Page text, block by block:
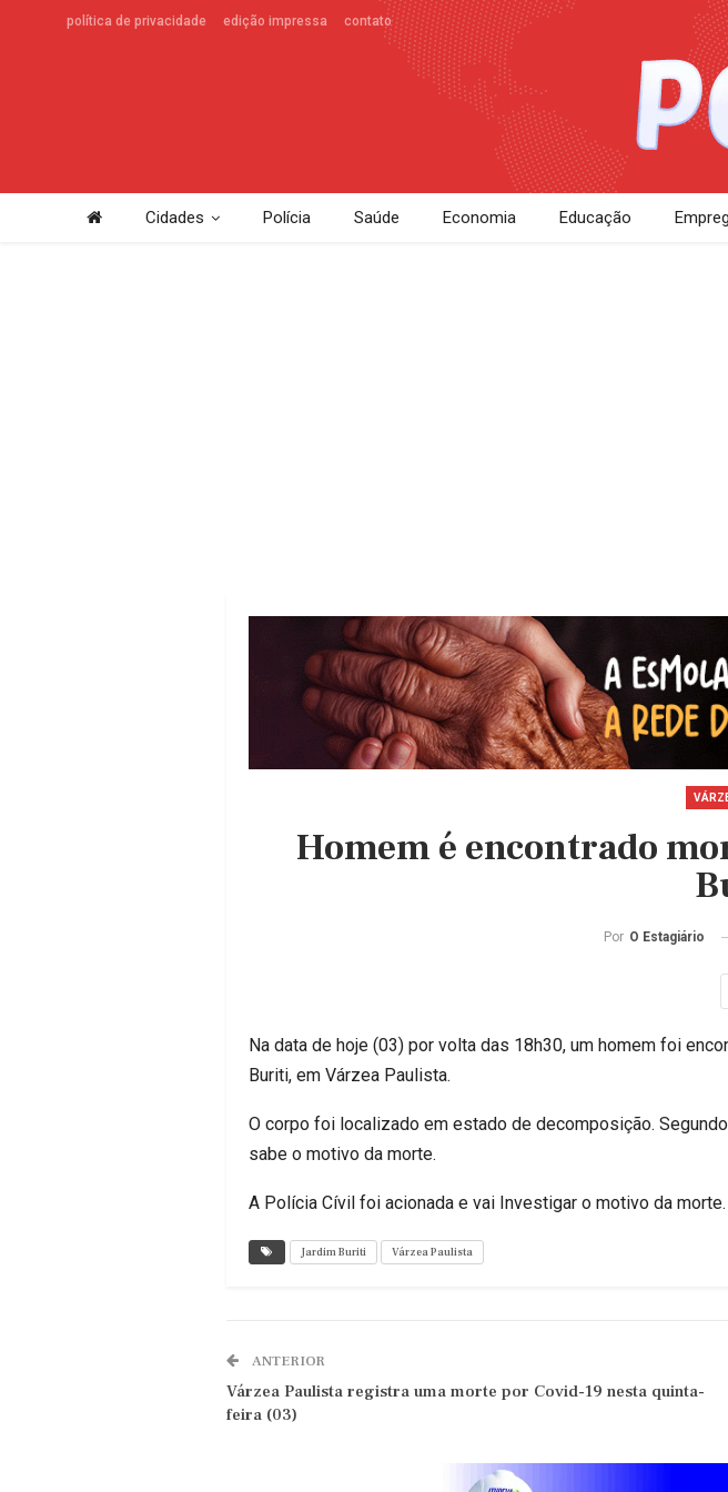
política de privacidade edição impressa contato
Cidades Polícia Saúde Economia Educação
Homem é encontrado
Por O Estagiário
Na data de hoje (03) por volta das 18h30, um homem foi
Buriti, em Várzea Paulista.
O corpo foi localizado em estado de decomposição.
sabe o motivo da morte.
A Polícia Cívil foi acionada e vai Investigar o motivo da morte.
Jardim Buriti Várzea Paulista
ANTERIOR
Várzea Paulista registra uma morte por Covid-19 nesta quinta-
feira (03)